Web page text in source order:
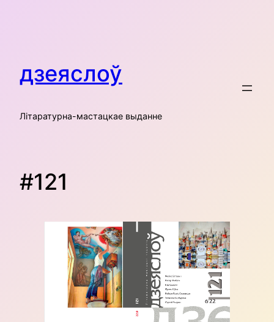
дзеяслоў
Літаратурна-мастацкае выданне
#121